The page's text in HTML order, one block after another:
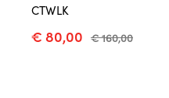
CTWLK
€ 80,00 € 160,00